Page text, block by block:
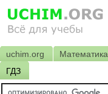
uchim.org Математика
ГДЗ